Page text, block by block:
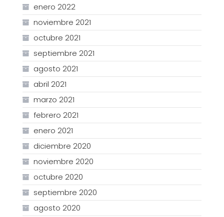
enero 2022
noviembre 2021
octubre 2021
septiembre 2021
agosto 2021
abril 2021
marzo 2021
febrero 2021
enero 2021
diciembre 2020
noviembre 2020
octubre 2020
septiembre 2020
agosto 2020